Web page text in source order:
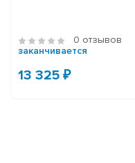
0 отзывов
заканчивается
13 325 ₽